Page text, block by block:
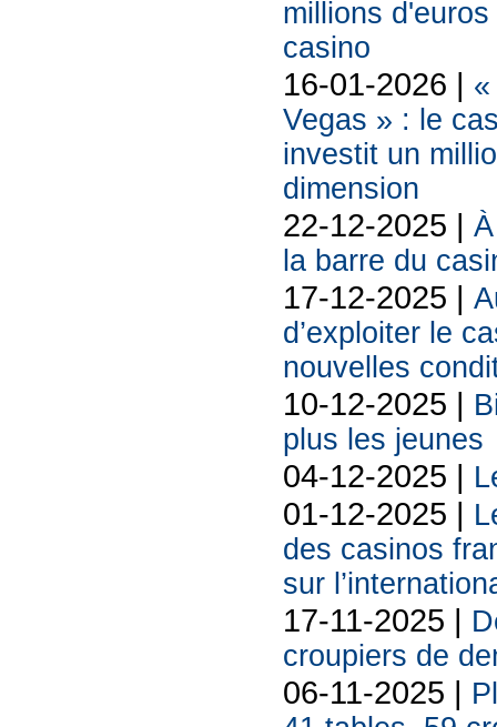
millions
casino
16-01-2026 |
Vegas » : le
investit un
dimension
22-12-2025 |
la barre du
17-12-2025 |
d’exploiter le
nouvelles
10-12-2025 |
plus les jeunes
04-12-2025 |
01-12-2025 |
des casinos
sur
17-11-2025 |
croupiers de
06-11-2025 |